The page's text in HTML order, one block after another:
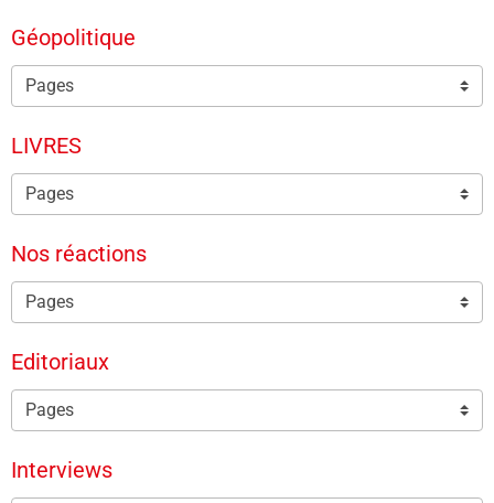
Géopolitique
LIVRES
Nos réactions
Editoriaux
Interviews